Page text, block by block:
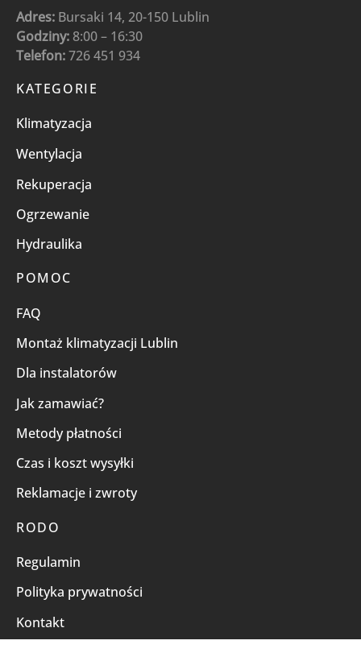
Adres: Bursaki 14, 20-150 Lublin
Godziny: 8:00 – 16:30
Telefon:726 451 934
KATEGORIE
Klimatyzacja
Wentylacja
Rekuperacja
Ogrzewanie
Hydraulika
POMOC
FAQ
Montaż klimatyzacji Lublin
Dla instalatorów
Jak zamawiać?
Metody płatności
Czas i koszt wysyłki
Reklamacje i zwroty
RODO
Regulamin
Polityka prywatności
Kontakt